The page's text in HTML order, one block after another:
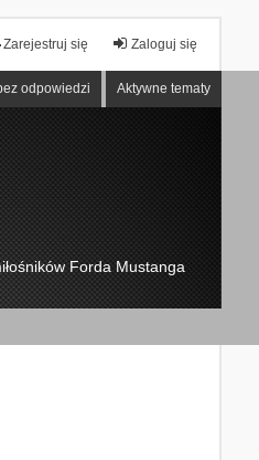
Zaloguj się
Zarejestruj się
odpowiedzi Aktywne tematy
Forda Mustanga